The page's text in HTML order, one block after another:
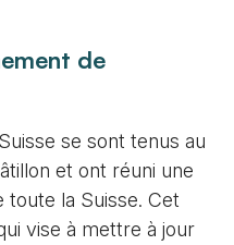
de
se sont tenus au
et ont réuni une
toute la Suisse. Cet
vise à mettre à jour